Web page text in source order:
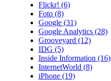
Flickr! (6)
Foto (8)
Google (31)
Google Analytics (28)
Grooveyard (12)
IDG (5)
Inside Information (16)
InternetWorld (8)
iPhone (19)